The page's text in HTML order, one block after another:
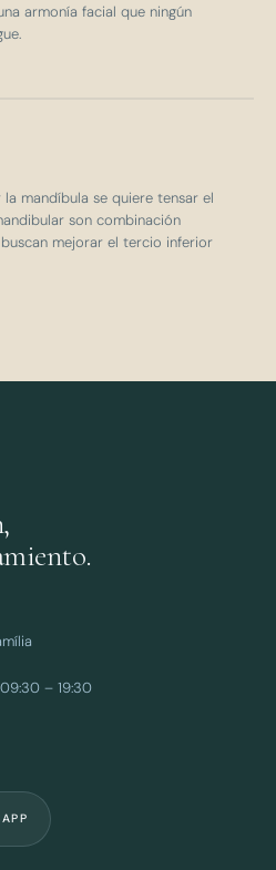
armonía facial que ningún
mandíbula se quiere tensar el
son combinación
mejorar el tercio inferior
– 19:30